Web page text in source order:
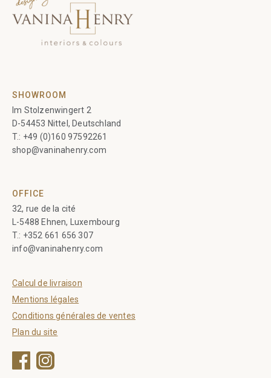
SHOWROOM
Im Stolzenwingert 2
D-54453 Nittel, Deutschland
T.: +49 (0)160 97592261
shop@vaninahenry.com
OFFICE
32, rue de la cité
L-5488 Ehnen, Luxembourg
T.: +352 661 656 307
info@vaninahenry.com
Calcul de livraison
Mentions légales
Conditions générales de ventes
Plan du site